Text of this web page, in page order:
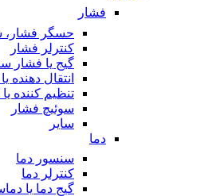
فشار
حسگر فشار،
کنترلر فشار
گیج یا فشار
انتقال دهنده
تنظیم کننده یا
سوئیچ فشار
سایر
دما
سنسور دما
کنترلر دما
گیج دما یا